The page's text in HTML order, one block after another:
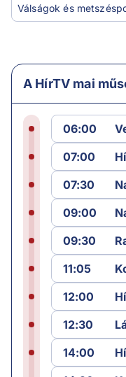
Válságok és
A HírTV mai
06:00
07:00
07:30
09:00
09:30
11:05
12:00
12:30
14:00